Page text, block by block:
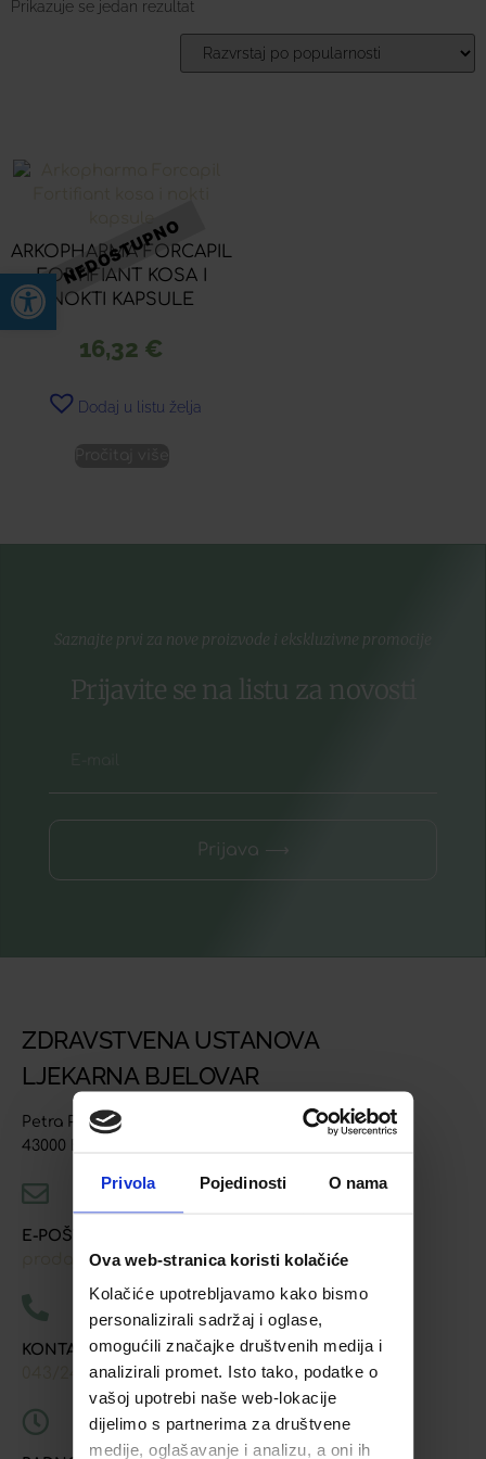
Privola Pojedinosti O nama
Ova web-stranica koristi kolačiće
Kolačiće upotrebljavamo kako bismo
personalizirali sadržaj i oglase,
omogućili značajke društvenih medija i
analizirali promet. Isto tako, podatke o
vašoj upotrebi naše web-lokacije
dijelimo s partnerima za društvene
medije, oglašavanje i analizu, a oni ih
Prikazuje se jedan rezultat
ARKOPHARMA FORCAPIL
FORTIFIANT KOSA I
NOKTI KAPSULE
16,32 €
Dodaj u listu želja
Saznajte prvi za nove proizvode i ekskluzivne promocije
Prijavite se na listu za novosti
Prijava ⟶
ZDRAVSTVENA USTANOVA
LJEKARNA BJELOVAR
Petra Preradovića 4
43000 Bjelovar
E-POŠTA
prodaja@ljekarna-bjelovar.hr
KONTAKT TELEFONI
043/241-907,091/618-9163,091/603-8577
Open toolbar